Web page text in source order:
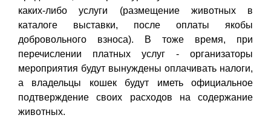
каких-либо услуги (размещение животных в
каталоге выставки, после оплаты якобы
добровольного взноса). В тоже время, при
перечислении платных услуг - организаторы
мероприятия будут вынуждены оплачивать налоги,
а владельцы кошек будут иметь официальное
подтверждение своих расходов на содержание
животных.